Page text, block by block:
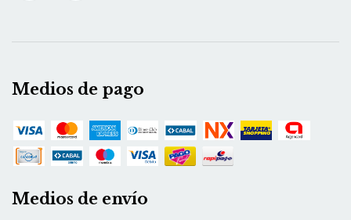
Medios de pago
Medios de envío